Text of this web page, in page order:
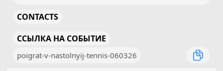
CONTACTS
ССЫЛКА НА СОБЫТИЕ
poigrat-v-nastolnyij-tennis-060326